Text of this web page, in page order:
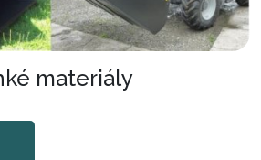
materiály